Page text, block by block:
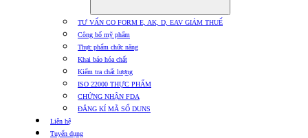
TƯ VẤN CO FORM E, AK, D, EAV GIẢM THUẾ
Công bố mỹ phẩm
Thực phẩm chức năng
Khai báo hóa chất
Kiểm tra chất lượng
ISO 22000 THỰC PHẨM
CHỨNG NHẬN FDA
ĐĂNG KÍ MÃ SỐ DUNS
Liên hệ
Tuyển dụng